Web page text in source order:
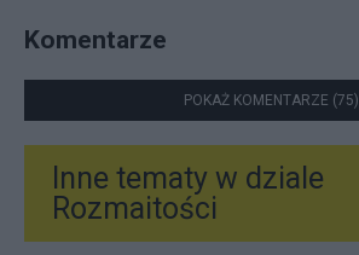
Komentarze
POKAŻ KOMENTARZE (75)
Inne tematy w dziale
Rozmaitości